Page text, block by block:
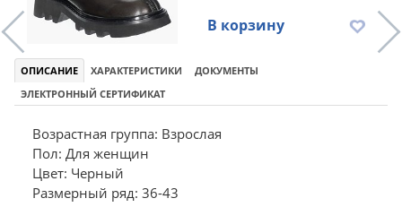
В корзину
ОПИСАНИЕ ХАРАКТЕРИСТИКИ
ДОКУМЕНТЫ
ЭЛЕКТРОННЫЙ СЕРТИФИКАТ
Возрастная группа: Взрослая
Пол: Для женщин
Цвет: Черный
Размерный ряд: 36-43